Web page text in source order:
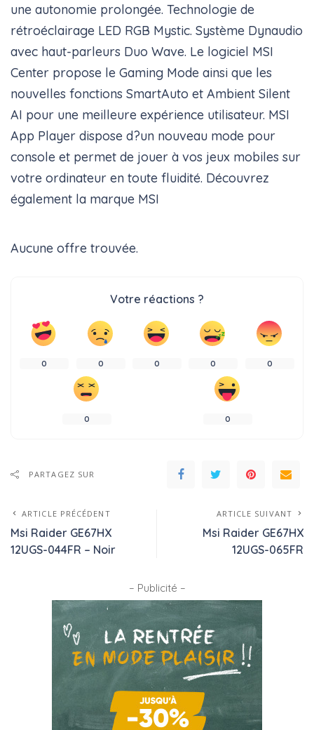
une autonomie prolongée. Technologie de
rétroéclairage LED RGB Mystic. Système Dynaudio
avec haut-parleurs Duo Wave. Le logiciel MSI
Center propose le Gaming Mode ainsi que les
nouvelles fonctions SmartAuto et Ambient Silent
AI pour une meilleure expérience utilisateur. MSI
App Player dispose d?un nouveau mode pour
console et permet de jouer à vos jeux mobiles sur
votre ordinateur en toute fluidité. Découvrez
également la marque MSI
Aucune offre trouvée.
Votre réactions ?
0 0 0 0 0
0 0
PARTAGEZ SUR
ARTICLE PRÉCÉDENT
Msi Raider GE67HX
12UGS-044FR – Noir
ARTICLE SUIVANT
Msi Raider GE67HX
12UGS-065FR
– Publicité –